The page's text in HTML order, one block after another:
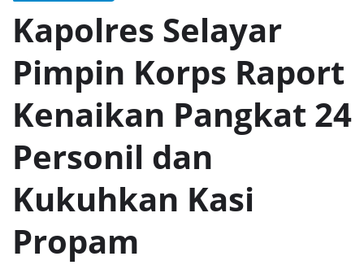
Kapolres Selayar
Pimpin Korps Raport
Kenaikan Pangkat 24
Personil dan
Kukuhkan Kasi
Propam